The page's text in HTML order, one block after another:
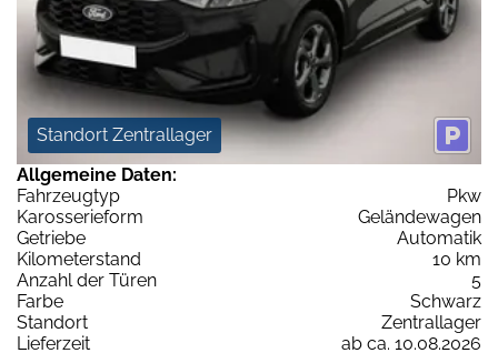
Standort Zentrallager
Allgemeine Daten:
Fahrzeugtyp
Pkw
Karosserieform
Geländewagen
Getriebe
Automatik
Kilometerstand
10 km
Anzahl der Türen
5
Farbe
Schwarz
Standort
Zentrallager
Lieferzeit
ab ca. 10.08.2026